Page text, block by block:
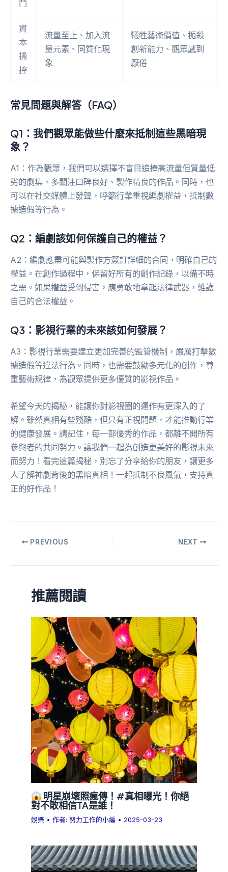
鬥
資
本
操
控
流量至上、加入流
量元素、同質化現
象
犧牲藝術價值、扼殺
創新能力、觀眾感到
厭倦
常見問題與解答（FAQ）
Q1：我們觀眾能做些什麼來抵制這些黑暗現
象？
A1：作為觀眾，我們可以選擇不盲目追捧高流量但質量低
劣的劇集，多關注口碑良好、製作精良的作品。同時，也
可以在社交媒體上發聲，呼籲行業重視編劇權益，抵制數
據造假等行為。
Q2：編劇該如何保護自己的權益？
A2：編劇應盡可能與製作方簽訂詳細的合同，明確自己的
權益。在創作過程中，保留好所有的創作記錄，以備不時
之需。如果權益受到侵害，應勇敢地拿起法律武器，維護
自己的合法權益。
Q3：影視行業的未來該如何發展？
A3：影視行業需要建立更加完善的監管機制，嚴厲打擊數
據造假等違法行為。同時，也需要鼓勵多元化的創作，尊
重藝術規律，為觀眾提供更多優質的影視作品。
希望今天的揭秘，能讓你對影視圈的運作有更深入的了
解。雖然真相有些殘酷，但只有正視問題，才能推動行業
的健康發展。請記住，每一部優秀的作品，都離不開所有
參與者的共同努力。讓我們一起為創造更美好的影視未來
而努力！看完這篇揭秘，別忘了分享給你的朋友，讓更多
人了解神劇背後的黑暗真相！一起抵制不良風氣，支持真
正的好作品！
PREVIOUS NEXT
推薦閱讀
明星崩壞照瘋傳！#真相曝光！你絕
對不敢相信TA是誰！
娛樂 • 作者:努力工作的小編 • 2025-03-23